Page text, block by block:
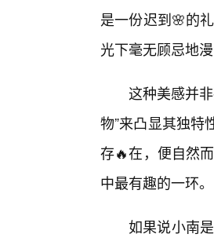
是一份迟到🌸的
光下毫无顾忌地漫
这种美感并
物”来凸显其独特
存🔥在，便自然
中最有趣的一环。
如果说小南